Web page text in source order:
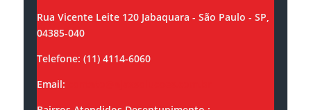
Rua Vicente Leite 120 Jabaquara - São Paulo - SP,
04385-040
Telefone: (11) 4114-6060
Email: